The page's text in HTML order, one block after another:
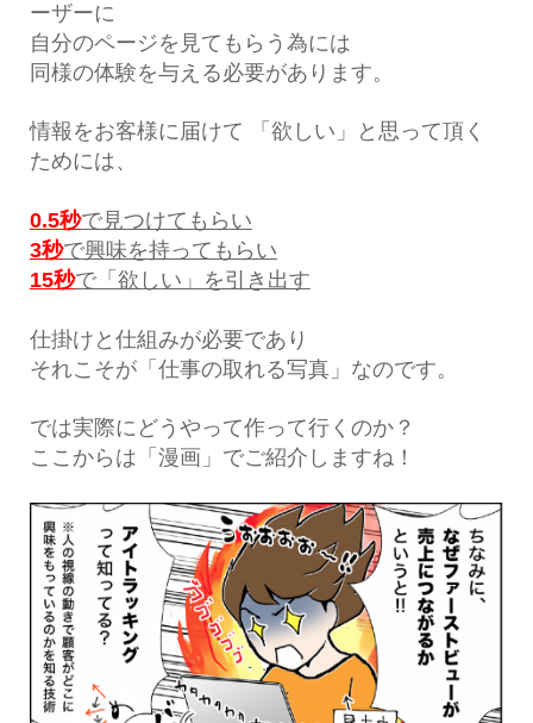
ーザーに
自分のページを見てもらう為には
同様の体験を与える必要があります。
情報をお客様に届けて 「欲しい」と思って頂く
ためには、
0.5秒で見つけてもらい
3秒で興味を持ってもらい
15秒で「欲しい」を引き出す
仕掛けと仕組みが必要であり
それこそが「仕事の取れる写真」なのです。
では実際にどうやって作って行くのか？
ここからは「漫画」でご紹介しますね！